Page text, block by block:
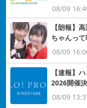
08/09
【朗報】
ちゃんっ
08/09
【速報】
2026開催
08/09